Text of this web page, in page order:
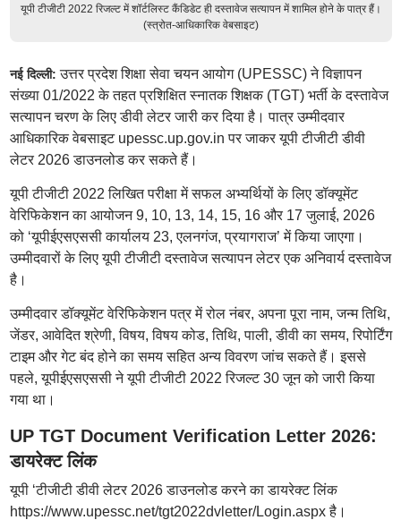
यूपी टीजीटी 2022 रिजल्ट में शॉर्टलिस्ट कैंडिडेट ही दस्तावेज सत्यापन में शामिल होने के पात्र हैं।
(स्त्रोत-आधिकारिक वेबसाइट)
नई दिल्ली:उत्तर प्रदेश शिक्षा सेवा चयन आयोग (UPESSC) ने विज्ञापन
संख्या 01/2022 के तहत प्रशिक्षित स्नातक शिक्षक (TGT) भर्ती के दस्तावेज
सत्यापन चरण के लिए डीवी लेटर जारी कर दिया है। पात्र उम्मीदवार
आधिकारिक वेबसाइट upessc.up.gov.in पर जाकर यूपी टीजीटी डीवी
लेटर 2026 डाउनलोड कर सकते हैं।
यूपी टीजीटी 2022 लिखित परीक्षा में सफल अभ्यर्थियों के लिए डॉक्यूमेंट
वेरिफिकेशन का आयोजन 9, 10, 13, 14, 15, 16 और 17 जुलाई, 2026
को ‘यूपीईएसएससी कार्यालय 23, एलनगंज, प्रयागराज’ में किया जाएगा।
उम्मीदवारों के लिए यूपी टीजीटी दस्तावेज सत्यापन लेटर एक अनिवार्य दस्तावेज
है।
उम्मीदवार डॉक्यूमेंट वेरिफिकेशन पत्र में रोल नंबर, अपना पूरा नाम, जन्म तिथि,
जेंडर, आवेदित श्रेणी, विषय, विषय कोड, तिथि, पाली, डीवी का समय, रिपोर्टिंग
टाइम और गेट बंद होने का समय सहित अन्य विवरण जांच सकते हैं। इससे
पहले, यूपीईएसएससी ने यूपी टीजीटी 2022 रिजल्ट 30 जून को जारी किया
गया था।
UP TGT Document Verification Letter 2026:
डायरेक्ट लिंक
यूपी ‘टीजीटी डीवी लेटर 2026 डाउनलोड करने का डायरेक्ट लिंक
https://www.upessc.net/tgt2022dvletter/Login.aspx है।